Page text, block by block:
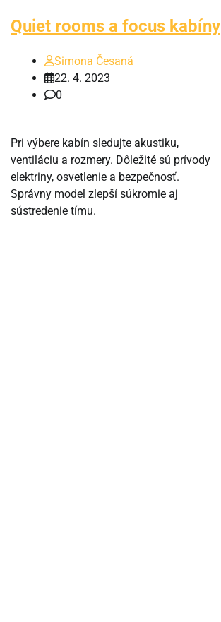
Quiet rooms a focus kabíny
Simona Česaná
22. 4. 2023
0
Pri výbere kabín sledujte akustiku,
ventiláciu a rozmery. Dôležité sú prívody
elektriny, osvetlenie a bezpečnosť.
Správny model zlepší súkromie aj
sústredenie tímu.